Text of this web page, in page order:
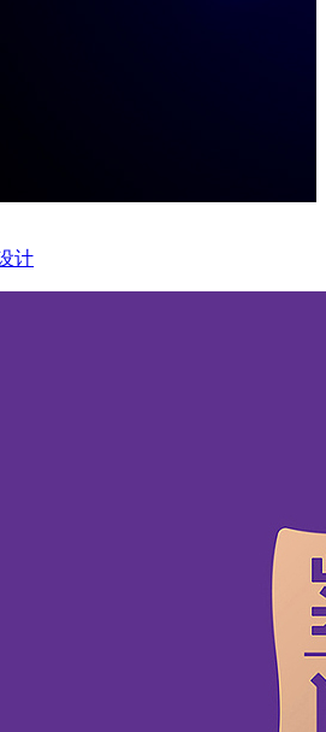
计